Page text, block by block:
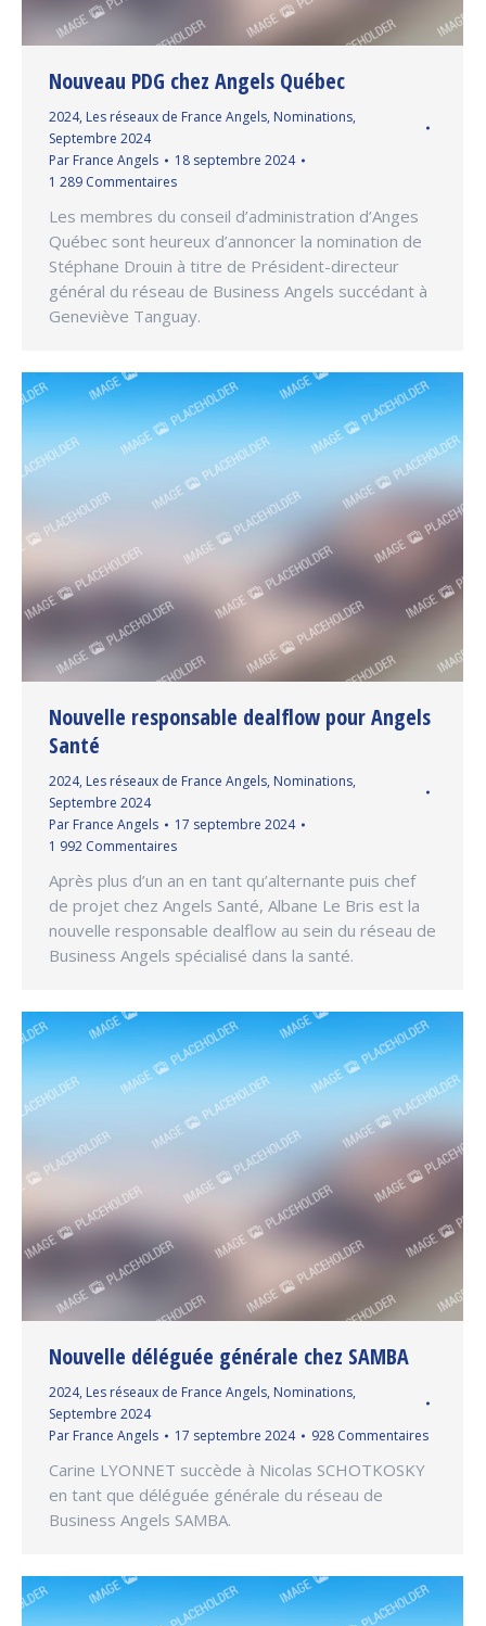
Nouveau PDG chez Angels Québec
2024, Les réseaux de France Angels, Nominations,
Septembre 2024
Par France Angels
18 septembre 2024
1 289 Commentaires
Les membres du conseil d’administration d’Anges
Québec sont heureux d’annoncer la nomination de
Stéphane Drouin à titre de Président-directeur
général du réseau de Business Angels succédant à
Geneviève Tanguay.
Nouvelle responsable dealflow pour Angels
Santé
2024, Les réseaux de France Angels, Nominations,
Septembre 2024
Par France Angels
17 septembre 2024
1 992 Commentaires
Après plus d’un an en tant qu’alternante puis chef
de projet chez Angels Santé, Albane Le Bris est la
nouvelle responsable dealflow au sein du réseau de
Business Angels spécialisé dans la santé.
Nouvelle déléguée générale chez SAMBA
2024, Les réseaux de France Angels, Nominations,
Septembre 2024
Par France Angels 17 septembre 2024 928 Commentaires
Carine LYONNET succède à Nicolas SCHOTKOSKY
en tant que déléguée générale du réseau de
Business Angels SAMBA.